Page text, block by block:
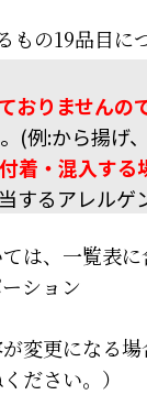
もの19品目
りませんの
(例:から揚
・混入する
するアレル
は、一覧表に
ション
変更になる場
ださい。）